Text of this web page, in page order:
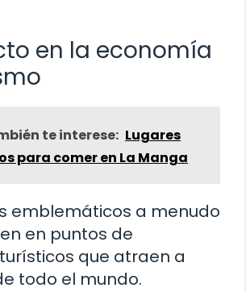
en la economía
te interese: Lugares
para comer en La Manga
emblemáticos a menudo
en puntos de
que atraen a
todo el mundo.